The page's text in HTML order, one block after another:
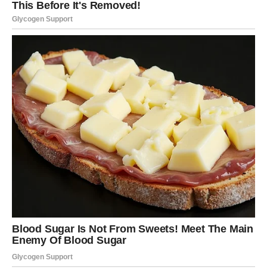
uspehu
građenje uspeha. On nije osoba koja traži brze i
nesigurne puteve. Umesto toga, Bik gradi temelje koji su
čvrsti i stabilni.
U prethodnom periodu mnogi Bikovi su radili mnogo,
često preuzimali odgovornost i ulagali energiju u projekte
koji su zahtevali strpljenje.
Sada dolazi vreme kada taj trud počinje da donosi
U narednom periodu Bik može dobiti priliku za finansijski
napredak ili poslovnu stabilnost. To može biti nova
pozicija, povećanje prihoda ili projekat koji donosi